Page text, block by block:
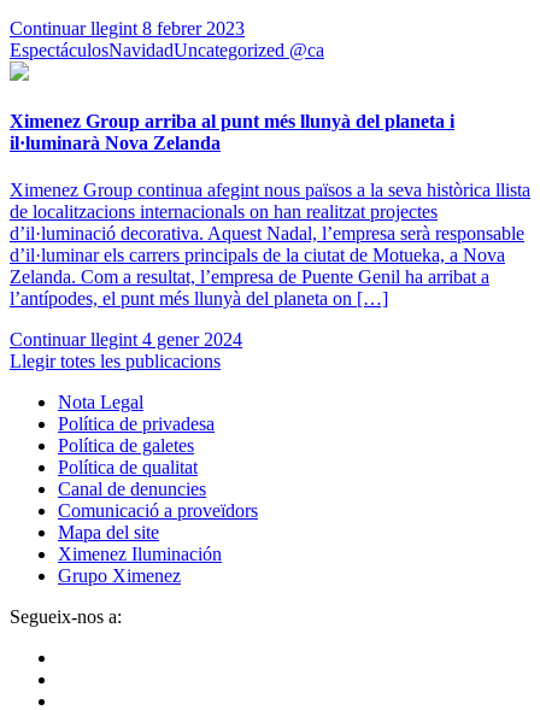
Continuar llegint 8 febrer 2023
EspectáculosNavidadUncategorized @ca
Ximenez Group arriba al punt més llunyà del planeta i
il·luminarà Nova Zelanda
Ximenez Group continua afegint nous països a la seva històrica llista
de localitzacions internacionals on han realitzat projectes
d’il·luminació decorativa. Aquest Nadal, l’empresa serà responsable
d’il·luminar els carrers principals de la ciutat de Motueka, a Nova
Zelanda. Com a resultat, l’empresa de Puente Genil ha arribat a
l’antípodes, el punt més llunyà del planeta on […]
Continuar llegint 4 gener 2024
Llegir totes les publicacions
Nota Legal
Política de privadesa
Política de galetes
Política de qualitat
Canal de denuncies
Comunicació a proveïdors
Mapa del site
Ximenez Iluminación
Grupo Ximenez
Segueix-nos a: